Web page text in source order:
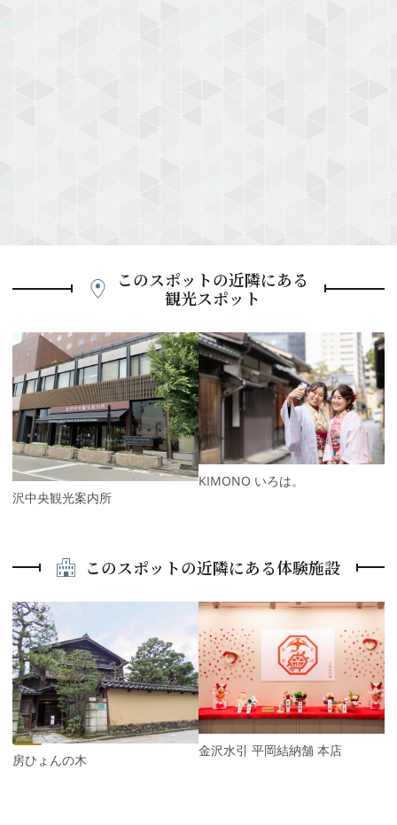
このスポットの近隣にある
観光スポット
P
r
e
v
i
o
u
s
金沢中央観光案内所
KIMONO いろは。
N
e
x
t
このスポットの近隣にある体験施設
P
r
e
v
i
o
u
s
工房ひょんの木
金沢水引 平岡結納舗 本店
N
e
x
t